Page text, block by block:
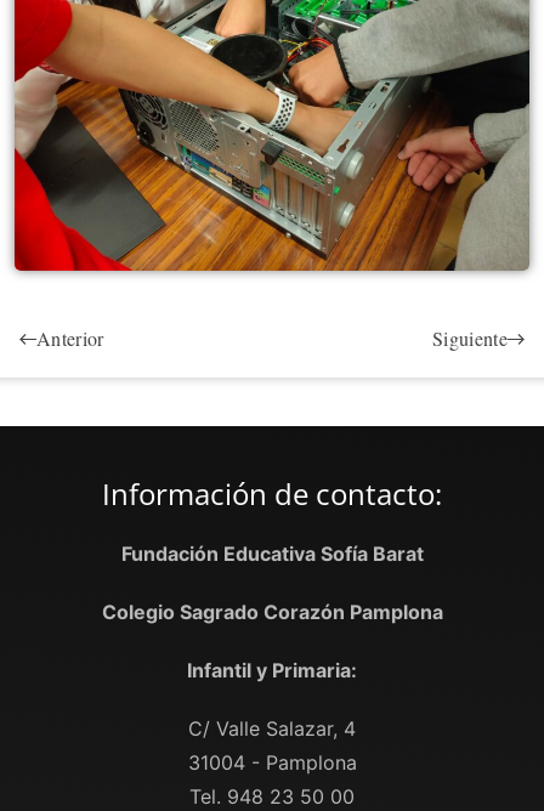
Anterior Siguiente
Información de contacto:
Fundación Educativa Sofía Barat
Colegio Sagrado Corazón Pamplona
Infantil y Primaria:
C/ Valle Salazar, 4
31004 - Pamplona
Tel. 948 23 50 00